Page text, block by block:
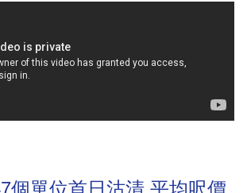
個單位首日沽清 平均呎價